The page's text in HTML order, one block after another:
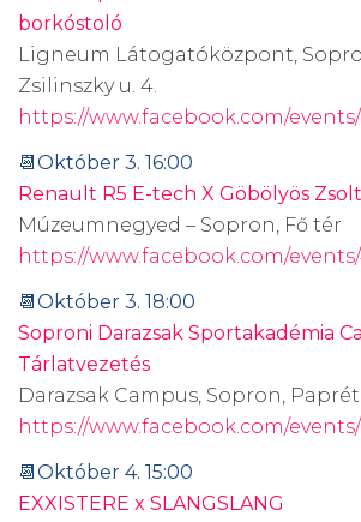
borkóstoló
Ligneum Látogatóközpont,
Zsilinszky u. 4.
https://www.facebook.com/events/
📆Október 3. 16:00
Renault R5 E-tech X Göbölyös
Múzeumnegyed – Sopron, Fő tér
https://www.facebook.com/events/
📆Október 3. 18:00
Soproni Darazsak Sportakadémia
Tárlatvezetés
Darazsak Campus, Sopron, Paprét
https://www.facebook.com/events/
📆Október 4. 15:00
EXXISTERE x SLANGSLANG